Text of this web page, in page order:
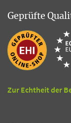
Geprüfte
Zur Echtheit der